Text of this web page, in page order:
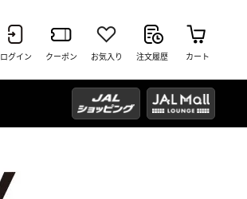
ログイン クーポン お気入り 注文履歴 カート